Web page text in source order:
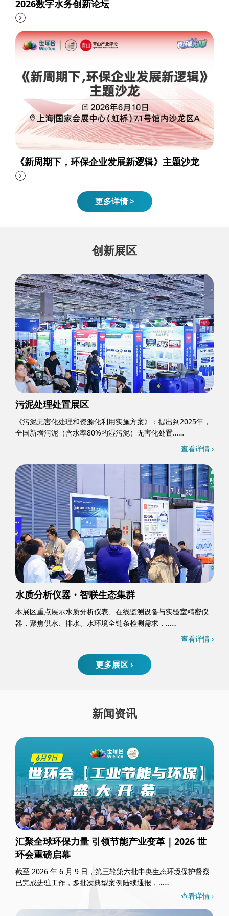
2026数字水务创新论坛
《新周期下，环保企业发展新逻辑》主题沙龙
更多详情 >
创新展区
污泥处理处置展区
《污泥无害化处理和资源化利用实施方案》：提出到2025年，
全国新增污泥（含水率80%的湿污泥）无害化处置……
查看详情 ›
水质分析仪器・智联生态集群
本展区重点展示水质分析仪表、在线监测设备与实验室精密仪
器，聚焦供水、排水、水环境全链条检测需求，……
查看详情 ›
更多展区 ›
新闻资讯
汇聚全球环保力量 引领节能产业变革｜2026 世
环会重磅启幕
截至 2026 年 6 月 9 日，第三轮第六批中央生态环境保护督察
已完成进驻工作，多批次典型案例陆续通报，……
查看详情 ›